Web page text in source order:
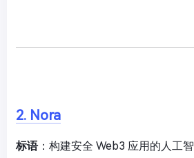
2. Nora
标语：构建安全 Web3 应用的人工